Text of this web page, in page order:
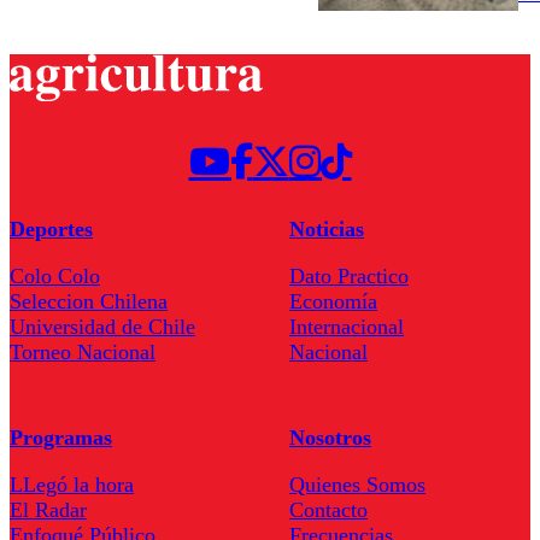
Deportes
Colo Colo
Seleccion Chilena
Universidad de Chile
Torneo Nacional
Noticias
Dato Practico
Economía
Internacional
Nacional
Programas
LLegó la hora
El Radar
Enfoqué Público
Nosotros
Quienes Somos
Contacto
Frecuencias